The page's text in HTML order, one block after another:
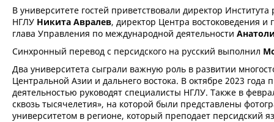
В университете гостей приветствовали директор Института
НГЛУ Никита Авралев, директор Центра востоковедения
глава Управления по международной деятельности
Синхронный перевод с персидского на русский выполнил
Два университета сыграли важную роль в развитии
Центральной Азии и дальнего востока. В октябре 2023 года
деятельностью руководят специалисты НГЛУ. Также в
сквозь тысячелетия», на которой были представлены
университетом в регионе, который преподает персидский